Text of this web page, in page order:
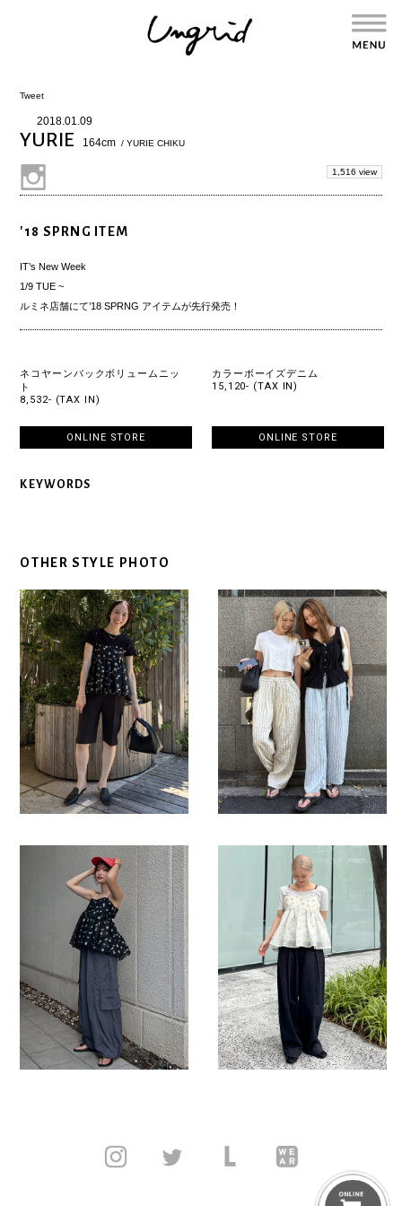
Tweet
2018.01.09
YURIE 164cm / YURIE CHIKU
1,516 view
'18 SPRNG ITEM
IT’s New Week
1/9 TUE ~
ルミネ店舗にて’18 SPRNG アイテムが先行発売！
ネコヤーンバックボリュームニッ
ト
8,532- (TAX IN)
ONLINE STORE
カラーボーイズデニム
15,120- (TAX IN)
ONLINE STORE
KEYWORDS
OTHER STYLE PHOTO